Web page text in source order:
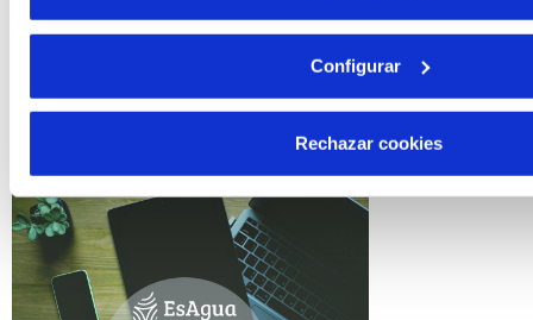
Configurar
Rechazar cookies
Aprende sobre gestión sostenible del